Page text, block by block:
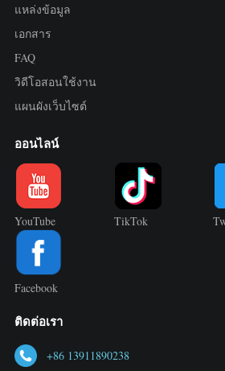
แหล่งข้อมูล
เอกสาร
FAQ
วิดีโอสอนใช้งาน
แผนผังเว็บไซต์
ออนไลน์
YouTube TikTok
Facebook
ติดต่อเรา
+86 13911890238